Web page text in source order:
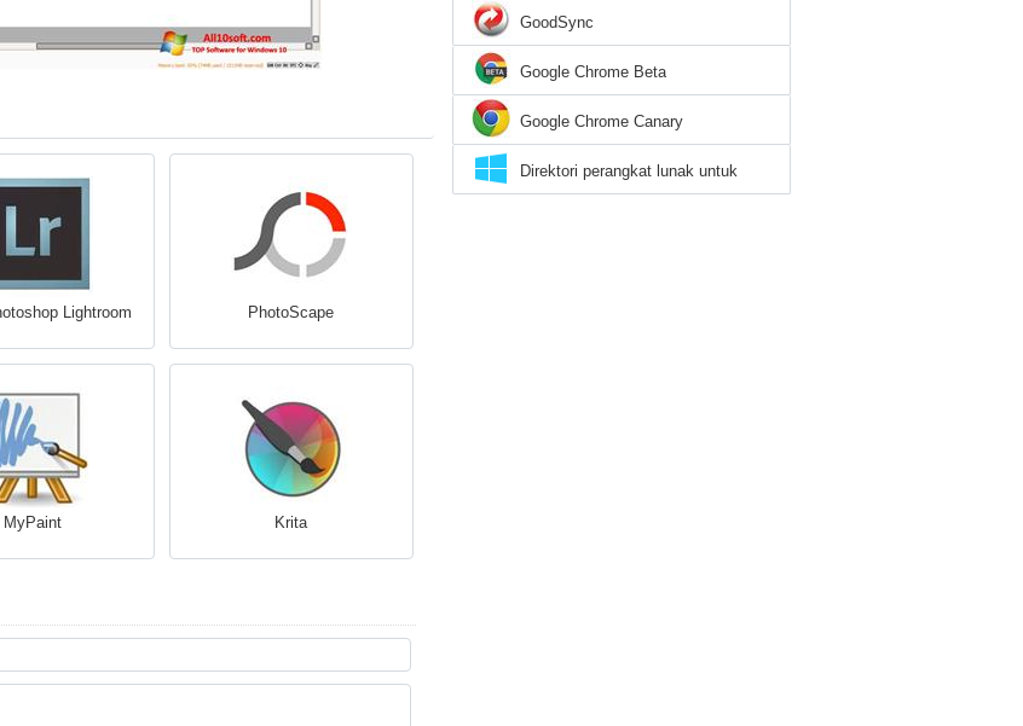
Lightroom PhotoScape
MyPaint Krita
GoodSync
Google Chrome Beta
Google Chrome Canary
Direktori perangkat lunak untuk
Windows 10